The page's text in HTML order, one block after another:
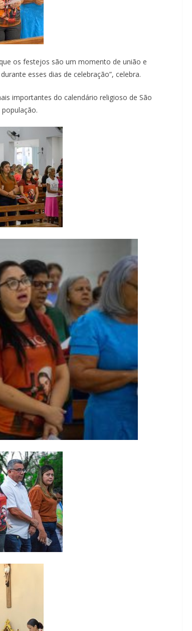
os festejos são um momento de união e
esses dias de celebração”, celebra.
importantes do calendário religioso de São